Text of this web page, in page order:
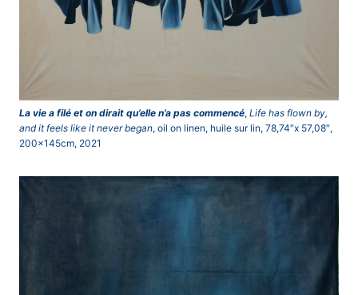
La vie a filé et on dirait qu’elle n’a pas commencé, Life has flown by,
and it feels like it never began, oil on linen, huile sur lin, 78,74″x 57,08″,
200x145cm, 2021